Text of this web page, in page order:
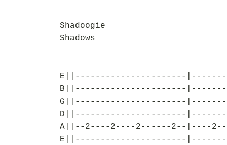
Shadoogie
Shadows
E||----------------------
B||----------------------
G||----------------------
D||----------------------
A||--2----2----2------2--|----
E||----------------------